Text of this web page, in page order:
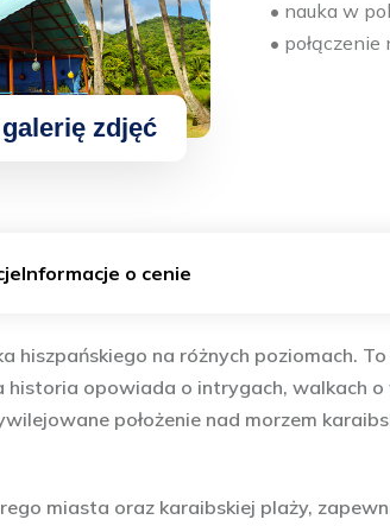
• nauka w
•
Informacje o cenie
hiszpańskiego na różnych poziomach.
historia opowiada o intrygach, walkach
położenie nad morzem
miasta oraz karaibskiej plaży,